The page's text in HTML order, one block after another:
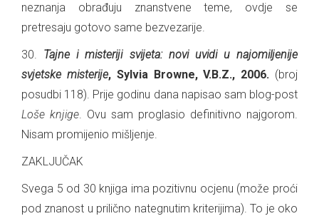
neznanja obrađuju znanstvene teme, ovdje se
pretresaju gotovo same bezvezarije.
30. Tajne i misteriji svijeta: novi uvidi u najomiljenije
svjetske misterije, Sylvia Browne, V.B.Z., 2006. (broj
posudbi 118). Prije godinu dana napisao sam blog-post
Loše knjige. Ovu sam proglasio definitivno najgorom.
Nisam promijenio mišljenje.
ZAKLJUČAK
Svega 5 od 30 knjiga ima pozitivnu ocjenu (može proći
pod znanost u prilično nategnutim kriterijima). To je oko